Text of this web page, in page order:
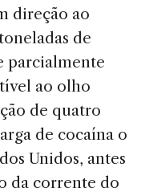
direção ao
de
parcialmente
ao olho
de quatro
de cocaína o
Unidos, antes
da corrente do